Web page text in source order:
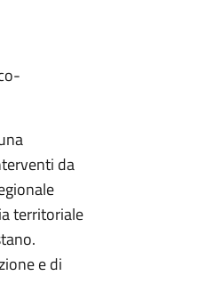
da
territoriale
e di